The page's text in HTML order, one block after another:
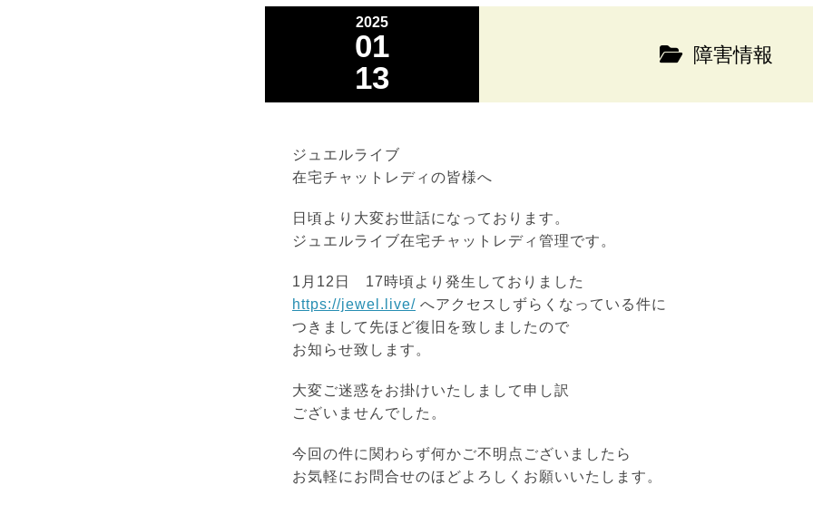
2025
01
13
障害情報
ジュエルライブ
在宅チャットレディの皆様へ
日頃より大変お世話になっております。
ジュエルライブ在宅チャットレディ管理です。
1月12日 17時頃より発生しておりました
https://jewel.live/ へアクセスしずらくなっている件に
つきまして先ほど復旧を致しましたので
お知らせ致します。
大変ご迷惑をお掛けいたしまして申し訳
ございませんでした。
今回の件に関わらず何かご不明点ございましたら
お気軽にお問合せのほどよろしくお願いいたします。